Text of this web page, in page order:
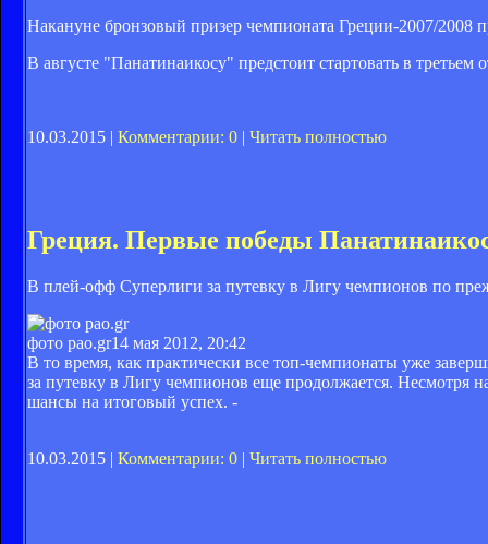
Накануне бронзовый призер чемпионата Греции-2007/2008
В августе "Панатинаикосу" предстоит стартовать в
10.03.2015 | Комментарии: 0 | Читать полностью
Греция. Первые победы
В плей-офф Суперлиги за путевку в Лигу чемпионов по
фото pao.gr14 мая 2012, 20:42
В то время, как практически все топ-чемпионаты уже
за путевку в Лигу чемпионов еще продолжается. Несмотря
шансы на итоговый успех. -
10.03.2015 | Комментарии: 0 | Читать полностью